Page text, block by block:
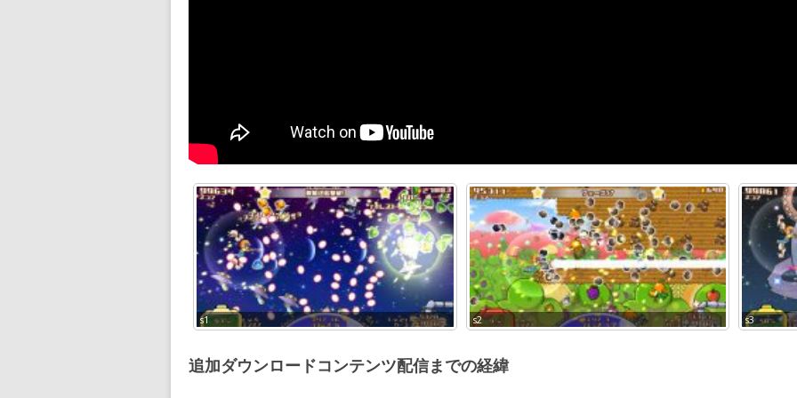
s1 s2 s3
追加ダウンロードコンテンツ配信までの経緯